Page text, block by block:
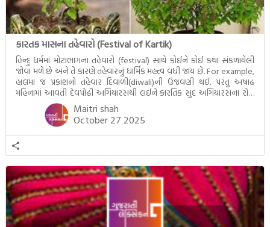
કારતક માસના તહેવારો (Festival of Kartik)
હિન્દુ ધર્મમાં મોટાભાગના તહેવારો (festival) સાથે કોઈને કોઈ કથા સંકળાયેલી
જોવા મળે છે અને તે કારણે તહેવારનું ધાર્મિક મહત્ત્વ વધી જાય છે. For example,
હાલમાં જ પ્રકાશનો તહેવાર દિવાળી(diwali)ની ઉજવણી થઈ. પરંતુ અષાઢ
મહિનામાં આવતી દેવપોઢી અગિયારસથી લઈને કારતિક સુદ અગિયારસના રોજ
આવતી દેવ ઊઠી અગિયારસ વચ્ચે મોટેભાગે યજ્ઞોપવીત સંસ્કાર, લગ્ન,
દીક્ષાગ્રહણ, યજ્ઞ, ગૃહપ્રવેશ જેવા […]
Maitri shah
October 27 2025